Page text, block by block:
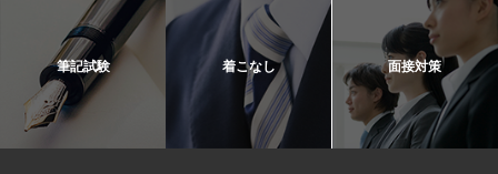
筆記試験 着こなし 面接対策